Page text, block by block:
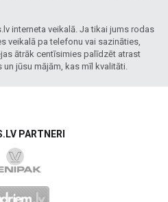
interneta veikalā. Ja tikai jums rodas
veikalā pa telefonu vai sazināties,
ātrāk centīsimies palīdzēt atrast
jūsu mājām, kas mīl kvalitāti.
PARTNERI